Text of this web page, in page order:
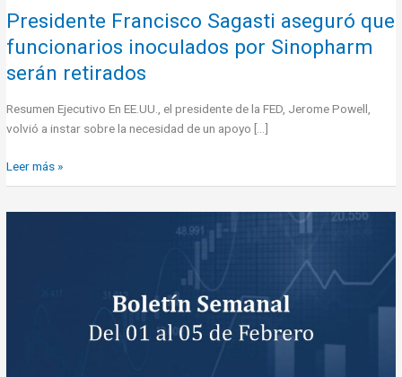
Presidente Francisco Sagasti aseguró que
funcionarios inoculados por Sinopharm
serán retirados
Resumen Ejecutivo En EE.UU., el presidente de la FED, Jerome Powell,
volvió a instar sobre la necesidad de un apoyo […]
Leer más »